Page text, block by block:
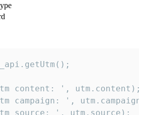
content: ', utm.content);
campaign: ',
source: ', utm.source);